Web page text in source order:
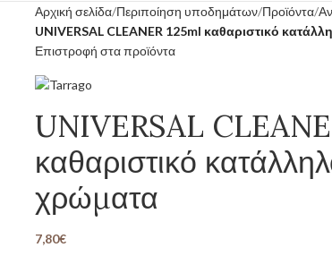
Αρχική σελίδα Περιποίηση υποδημάτων Προϊόντα
UNIVERSAL CLEANER 125ml καθαριστικό
Επιστροφή στα προϊόντα
UNIVERSAL
καθαριστικό
χρώματα
7,80€